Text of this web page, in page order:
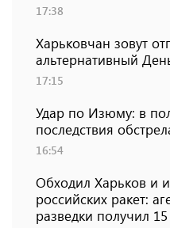
17:38
Харьковчан зовут
альтернативный
17:15
Удар по Изюму: в
последствия
16:54
Обходил Харьков и
российских ракет:
разведки получил 15